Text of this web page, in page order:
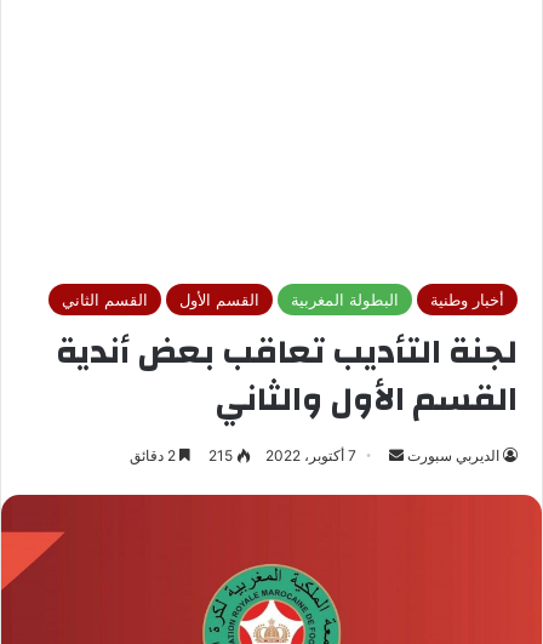
أخبار وطنية البطولة المغربية القسم الأول القسم الثاني
لجنة التأديب تعاقب بعض أندية
القسم الأول والثاني
الديربي سبورت 7 أكتوبر، 2022 215